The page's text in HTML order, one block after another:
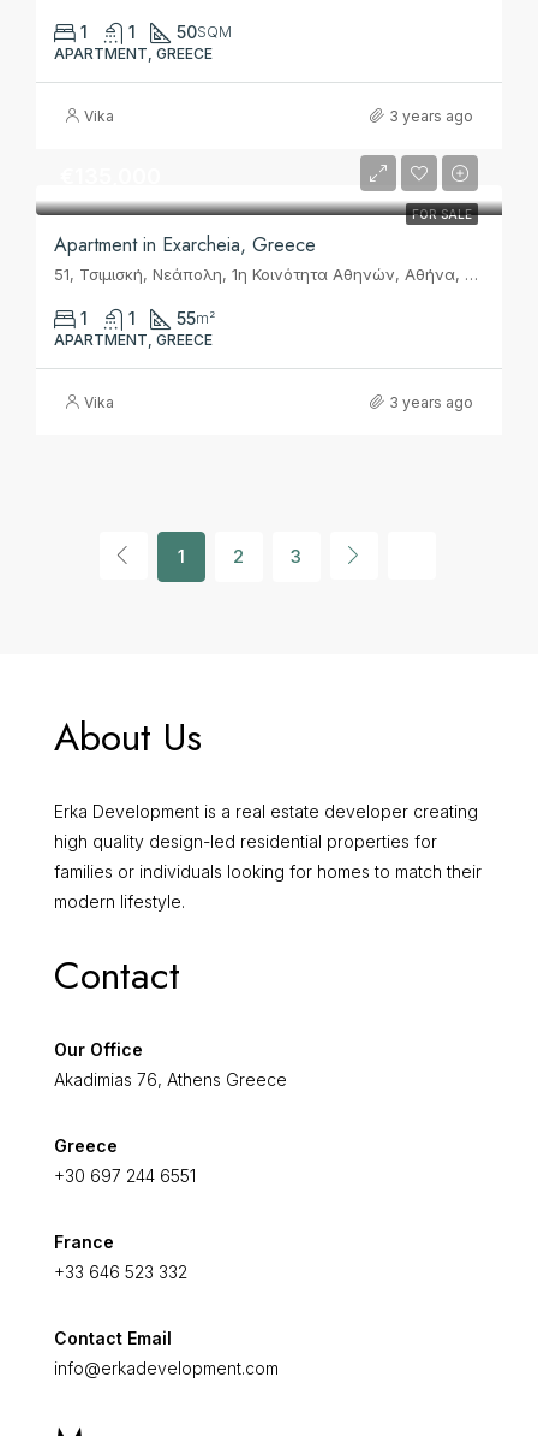
1 1 50SQM
APARTMENT, GREECE
Vika 3 years ago
FOR SALE
Apartment in Exarcheia, Greece
51, Τσιμισκή, Νεάπολη, 1η Κοινότητα Αθηνών, Αθήνα, Δήμος Αθηναίων, Περιφερειακή Ενότητα Κεντρικού Τομέα Αθηνών, Περιφέρεια Αττικής, Αποκεντρωμένη Διοίκηση Αττικής, 114 72, Ελλάς
1 1 55m²
APARTMENT, GREECE
Vika 3 years ago
1 2 3
About Us
Erka Development is a real estate developer creating
high quality design-led residential properties for
families or individuals looking for homes to match their
modern lifestyle.
Contact
Our Office
Akadimias 76, Athens Greece
Greece
+30 697 244 6551
France
+33 646 523 332
Contact Email
info@erkadevelopment.com